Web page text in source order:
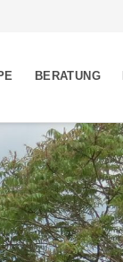
BERATUNG